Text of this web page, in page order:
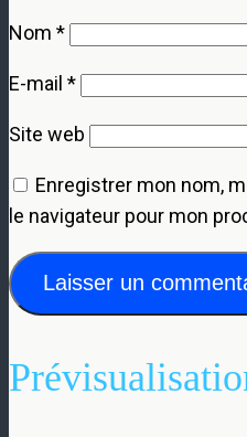
Nom *
E-mail *
Site web
Enregistrer mon nom,
le navigateur pour mon